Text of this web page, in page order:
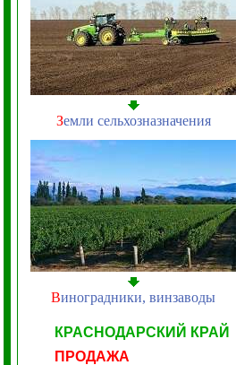
Земли сельхозназначения
Виноградники, винзаводы
КРАСНОДАРСКИЙ КРАЙ
ПРОДАЖА